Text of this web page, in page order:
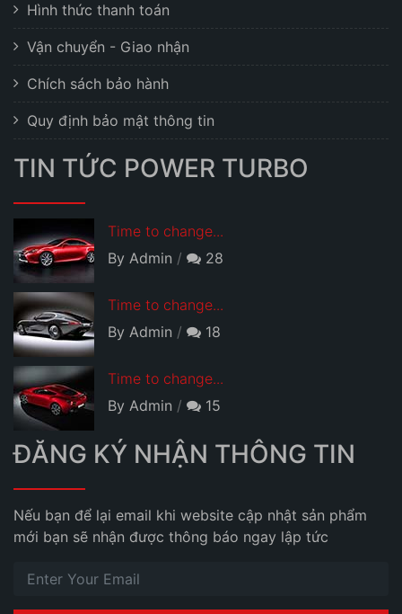
Hình thức thanh toán
Vận chuyển - Giao nhận
Chích sách bảo hành
Quy định bảo mật thông tin
TIN TỨC POWER TURBO
Time to change...
By Admin
28
Time to change...
By Admin
18
Time to change...
By Admin
15
ĐĂNG KÝ NHẬN THÔNG TIN
Nếu bạn để lại email khi website cập nhật sản phẩm
mới bạn sẽ nhận được thông báo ngay lập tức